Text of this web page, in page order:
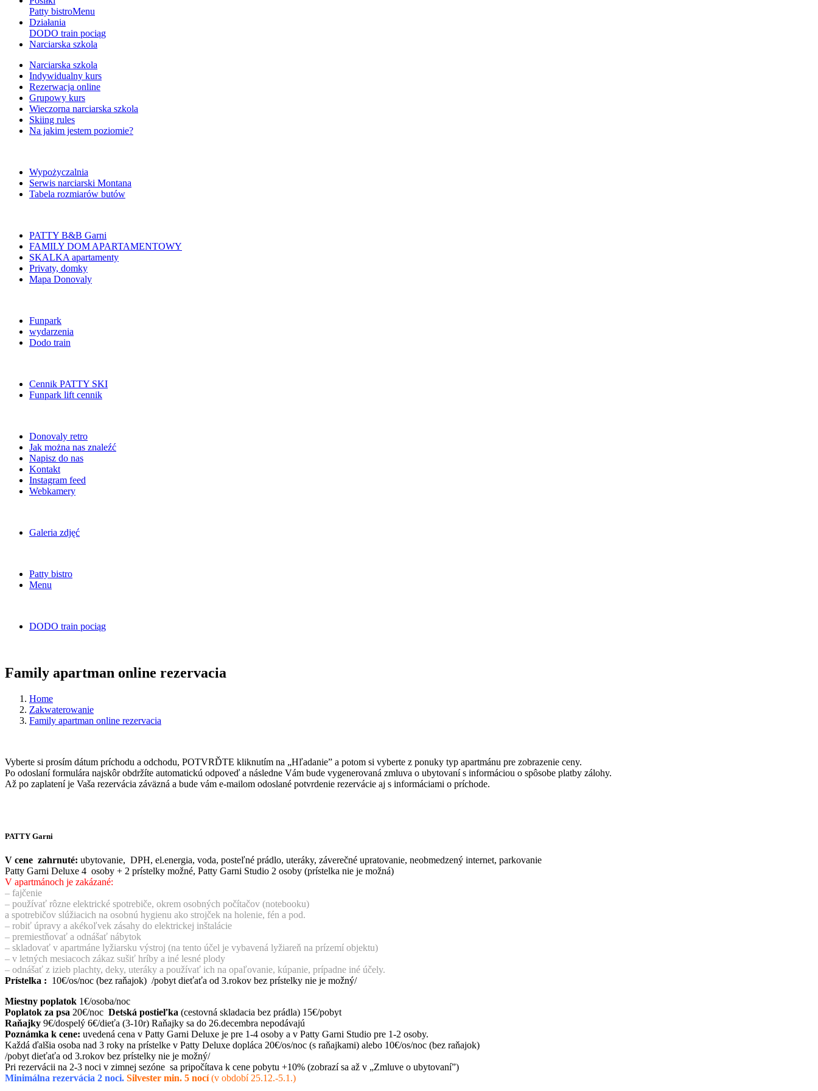
Patty bistroMenu
Działania
DODO train pociąg
Narciarska szkola
Narciarska szkola
Indywidualny kurs
Rezerwacja online
Grupowy kurs
Wieczorna narciarska szkola
Skiing rules
Na jakim jestem poziomie?
Wypożyczalnia
Serwis narciarski Montana
Tabela rozmiarów butów
PATTY B&B Garni
FAMILY DOM APARTAMENTOWY
SKALKA apartamenty
Privaty, domky
Mapa Donovaly
Funpark
wydarzenia
Dodo train
Cennik PATTY SKI
Funpark lift cennik
Donovaly retro
Jak można nas znaleźć
Napisz do nas
Kontakt
Instagram feed
Webkamery
Galeria zdjęć
Patty bistro
Menu
DODO train pociąg
Family apartman online rezervacia
Home
Zakwaterowanie
Family apartman online rezervacia
Vyberte si prosím dátum príchodu a odchodu, POTVRĎTE kliknutím na „Hľadanie” a potom si vyberte z ponuky typ apartmánu pre zobrazenie ceny.
Po odoslaní formulára najskôr obdržíte automatickú odpoveď a následne Vám bude vygenerovaná zmluva o ubytovaní s informáciou o spôsobe platby zálohy.
Až po zaplatení je Vaša rezervácia záväzná a bude vám e-mailom odoslané potvrdenie rezervácie aj s informáciami o príchode.
PATTY Garni
V cene zahrnuté: ubytovanie, DPH, el.energia, voda, posteľné prádlo, uteráky, záverečné upratovanie, neobmedzený internet, parkovanie
Patty Garni Deluxe 4 osoby + 2 prístelky možné, Patty Garni Studio 2 osoby (prístelka nie je možná)
V apartmánoch je zakázané:
– fajčenie
– používať rôzne elektrické spotrebiče, okrem osobných počítačov (notebooku)
a spotrebičov slúžiacich na osobnú hygienu ako strojček na holenie, fén a pod.
– robiť úpravy a akékoľvek zásahy do elektrickej inštalácie
– premiestňovať a odnášať nábytok
– skladovať v apartmáne lyžiarsku výstroj (na tento účel je vybavená lyžiareň na prízemí objektu)
– v letných mesiacoch zákaz sušiť hríby a iné lesné plody
– odnášať z izieb plachty, deky, uteráky a používať ich na opaľovanie, kúpanie, prípadne iné účely.
Prístelka : 10€/os/noc (bez raňajok) /pobyt dieťaťa od 3.rokov bez prístelky nie je možný/
Miestny poplatok 1€/osoba/noc
Poplatok za psa 20€/noc Detská postieľka (cestovná skladacia bez prádla) 15€/pobyt
Raňajky 9€/dospelý 6€/dieťa (3-10r) Raňajky sa do 26.decembra nepodávajú
Poznámka k cene: uvedená cena v Patty Garni Deluxe je pre 1-4 osoby a v Patty Garni Studio pre 1-2 osoby.
Každá ďalšia osoba nad 3 roky na prístelke v Patty Deluxe dopláca 20€/os/noc (s raňajkami) alebo 10€/os/noc (bez raňajok)
/pobyt dieťaťa od 3.rokov bez prístelky nie je možný/
Pri rezervácii na 2-3 noci v zimnej sezóne sa pripočítava k cene pobytu +10% (zobrazí sa až v „Zmluve o ubytovaní”)
Minimálna rezervácia 2 noci. Silvester min. 5 nocí(v období 25.12.-5.1.)